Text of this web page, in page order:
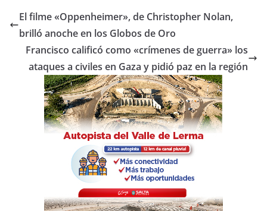
e
b
o
o
k
er s
A
p
p
p
ar
tir
El filme «Oppenheimer», de Christopher Nolan,
brilló anoche en los Globos de Oro
Francisco calificó como «crímenes de guerra» los
ataques a civiles en Gaza y pidió paz en la región